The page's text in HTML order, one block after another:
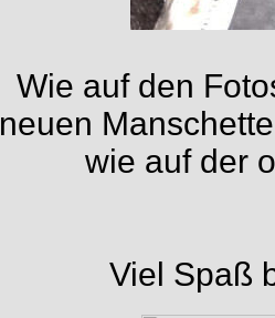
Wie auf den
neuen
wie auf der
Viel Spaß